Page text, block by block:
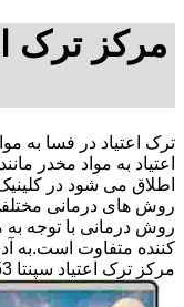
مرکز ترک
ترک اعتیاد در فسا به
اعتیاد به مواد مخدر
اطلاق می شود در
روش های درمانی
روش درمانی با توجه به
کننده متفاوت است.به
مرکز ترک اعتیاد سپنتا 09128033153 خانم دمیرچی